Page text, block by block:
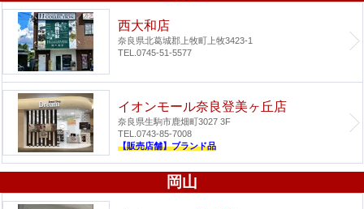
西大和店
奈良県北葛城郡上牧町上牧3423-1
TEL.0745-51-5577
イオンモール奈良登美ヶ丘店
奈良県生駒市鹿畑町3027 3F
TEL.0743-85-7008
【販売店舗】ブランド品
岡山